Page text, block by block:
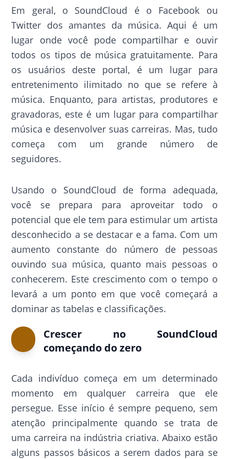
Em geral, o SoundCloud é o Facebook ou
Twitter dos amantes da música. Aqui é um
lugar onde você pode compartilhar e ouvir
todos os tipos de música gratuitamente. Para
os usuários deste portal, é um lugar para
entretenimento ilimitado no que se refere à
música. Enquanto, para artistas, produtores e
gravadoras, este é um lugar para compartilhar
música e desenvolver suas carreiras. Mas, tudo
começa com um grande número de
seguidores.
Usando o SoundCloud de forma adequada,
você se prepara para aproveitar todo o
potencial que ele tem para estimular um artista
desconhecido a se destacar e a fama. Com um
aumento constante do número de pessoas
ouvindo sua música, quanto mais pessoas o
conhecerem. Este crescimento com o tempo o
levará a um ponto em que você começará a
dominar as tabelas e classificações.
Crescer no SoundCloud
começando do zero
Cada indivíduo começa em um determinado
momento em qualquer carreira que ele
persegue. Esse início é sempre pequeno, sem
atenção principalmente quando se trata de
uma carreira na indústria criativa. Abaixo estão
alguns passos básicos a serem dados para se